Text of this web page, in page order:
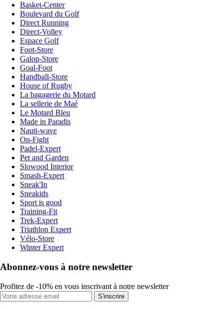
Basket-Center
Boulevard du Golf
Direct Running
Direct-Volley
Espace Golf
Foot-Store
Galop-Store
Goal-Foot
Handball-Store
House of Rugby
La bagagerie du Motard
La sellerie de Maé
Le Motard Bleu
Made in Paradis
Nauti-wave
On-Fight
Padel-Expert
Pet and Garden
Slowood Interior
Smash-Expert
Sneak'In
Sneakids
Sport is good
Training-Fit
Trek-Expert
Triathlon Expert
Vélo-Store
Winter Expert
Abonnez-vous à notre newsletter
Profitez de -10% en vous inscrivant à notre newsletter
S'inscrire